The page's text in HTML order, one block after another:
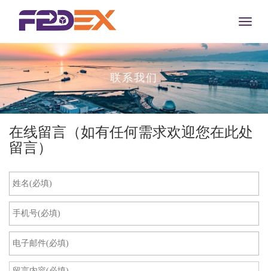
Toggle
联系我们
在线留言（如有任何需求欢迎您在此处
留言）